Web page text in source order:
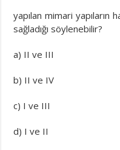
yapılan mimari yapıların
sağladığı söylenebilir?
a) II ve III
b) II ve IV
c) I ve III
d) I ve II